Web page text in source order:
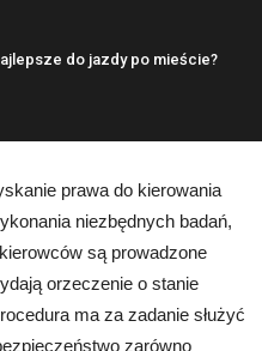
do jazdy po mieście?
prawa do kierowania
niezbędnych badań,
są prowadzone
orzeczenie o stanie
ma za zadanie służyć
zarówno